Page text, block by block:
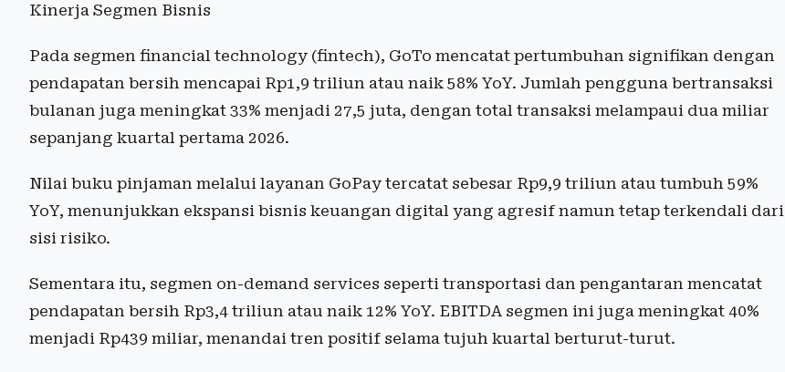
Kinerja Segmen Bisnis
Pada segmen financial technology (fintech), GoTo mencatat pertumbuhan signifikan dengan
pendapatan bersih mencapai Rp1,9 triliun atau naik 58% YoY. Jumlah pengguna bertransaksi
bulanan juga meningkat 33% menjadi 27,5 juta, dengan total transaksi melampaui dua miliar
sepanjang kuartal pertama 2026.
Nilai buku pinjaman melalui layanan GoPay tercatat sebesar Rp9,9 triliun atau tumbuh 59%
YoY, menunjukkan ekspansi bisnis keuangan digital yang agresif namun tetap terkendali dari
sisi risiko.
Sementara itu, segmen on-demand services seperti transportasi dan pengantaran mencatat
pendapatan bersih Rp3,4 triliun atau naik 12% YoY. EBITDA segmen ini juga meningkat 40%
menjadi Rp439 miliar, menandai tren positif selama tujuh kuartal berturut-turut.